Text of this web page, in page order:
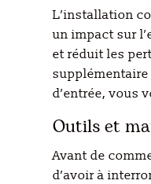
L’installation
un impact sur
et réduit les
d’entrée, vous
Outils et
Avant de
d’avoir à